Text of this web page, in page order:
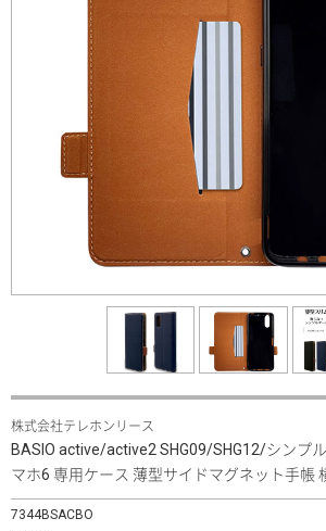
株式会社テレホンリース
BASIO active/active2 SHG09/SHG12/シンプ
マホ6 専用ケース 薄型サイドマグネット手帳
7344BSACBO